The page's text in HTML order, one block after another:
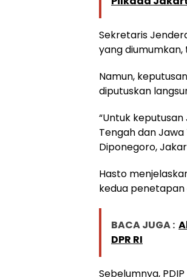
Sekretaris
yang
Namun,
diputuskan
“Untuk
Tengah dan Jawa
Diponegoro,
Hasto
kedua penetapan
BACA JUGA :
DPR RI
Sebelumnya,